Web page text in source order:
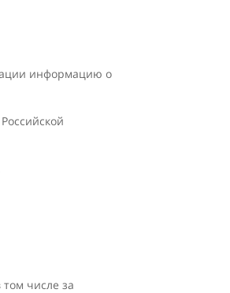
информацию о
числе за